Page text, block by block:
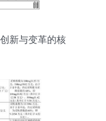
新与变革的核